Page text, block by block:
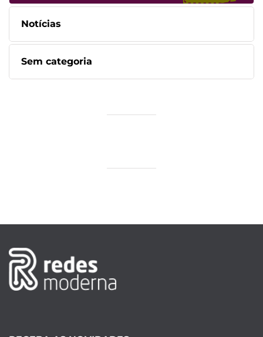
Notícias
Sem categoria